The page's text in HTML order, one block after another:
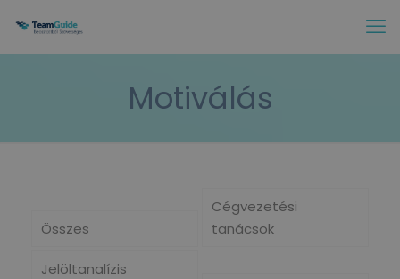
Motiválás
Összes
Cégvezetési
tanácsok
Jelöltanalízis